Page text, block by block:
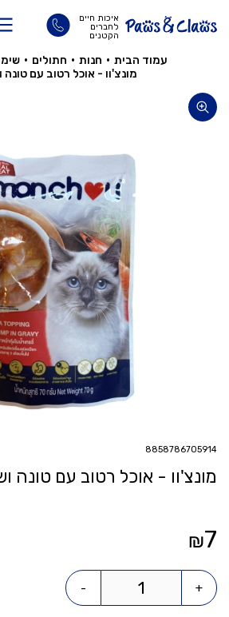
איכות חיים
לחברים
הקטנים
עמוד הבית • חנות • חתולים •
מונצ'וו - אוכל רטוב עם טונה
8858786705914
מונצ'וו - אוכל רטוב עם טונה
7
₪
- +